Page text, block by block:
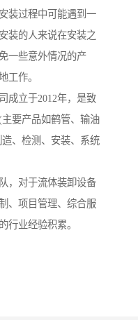
装过程中可能遇到一
装的人来说在安装之
一些意外情况的产
工作。
成立于2012年，是致
要产品如鹤管、输油
、检测、安装、系统
，对于流体装卸设备
、项目管理、综合服
行业经验积累。